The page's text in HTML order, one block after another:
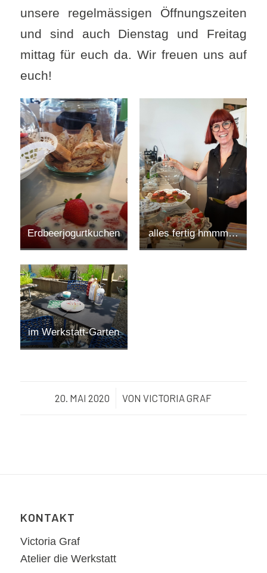
unsere regelmässigen Öffnungszeiten
und sind auch Dienstag und Freitag
mittag für euch da. Wir freuen uns auf
euch!
Erdbeerjogurtkuchen alles fertig hmmm…
im Werkstatt-Garten
20. MAI 2020
/ VONVICTORIA GRAF
KONTAKT
Victoria Graf
Atelier die Werkstatt